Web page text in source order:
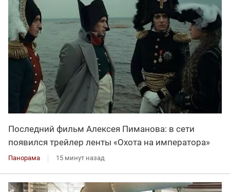
Последний фильм Алексея Пиманова: в сети
появился трейлер ленты «Охота на императора»
Панорама 15 минут назад